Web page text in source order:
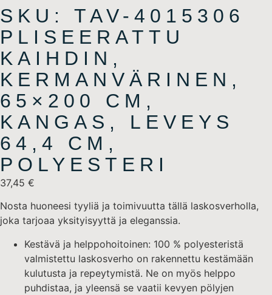
SKU: TAV-4015306
PLISEERATTU
KAIHDIN,
KERMANVÄRINEN,
65×200 CM,
KANGAS, LEVEYS
64,4 CM,
POLYESTERI
37,45 €
Nosta huoneesi tyyliä ja toimivuutta tällä laskosverholla,
joka tarjoaa yksityisyyttä ja eleganssia.
Kestävä ja helppohoitoinen: 100 % polyesteristä
valmistettu laskosverho on rakennettu kestämään
kulutusta ja repeytymistä. Ne on myös helppo
puhdistaa, ja yleensä se vaatii kevyen pölyjen